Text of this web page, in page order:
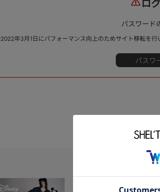
ロ
パスワード
2022年3月1日にパフォーマンス向上のためサイト移転を